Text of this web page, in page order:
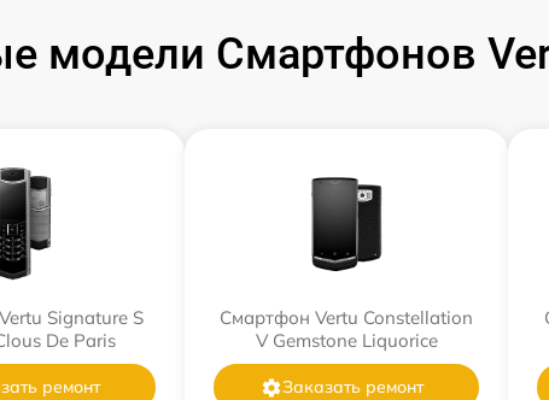
модели Смартфонов
Signature S
De Paris
ремонт
Смартфон Vertu Constellation
V Gemstone Liquorice
Заказать ремонт